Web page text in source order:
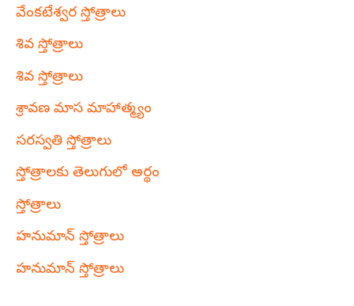
వేంకటేశ్వర స్తోత్రాలు
శివ స్తోత్రాలు
శివ స్తోత్రాలు
శ్రావణ మాస మాహాత్మ్యం
సరస్వతి స్తోత్రాలు
స్తోత్రాలకు తెలుగులో అర్థం
స్తోత్రాలు
హనుమాన్ స్తోత్రాలు
హనుమాన్ స్తోత్రాలు